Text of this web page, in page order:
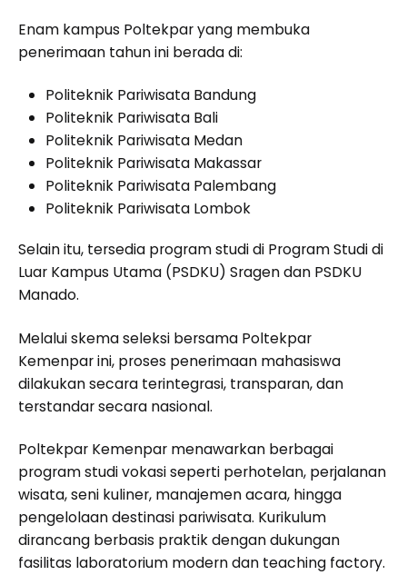
Enam kampus Poltekpar yang membuka
penerimaan tahun ini berada di:
Politeknik Pariwisata Bandung
Politeknik Pariwisata Bali
Politeknik Pariwisata Medan
Politeknik Pariwisata Makassar
Politeknik Pariwisata Palembang
Politeknik Pariwisata Lombok
Selain itu, tersedia program studi di Program Studi di
Luar Kampus Utama (PSDKU) Sragen dan PSDKU
Manado.
Melalui skema seleksi bersama Poltekpar
Kemenpar ini, proses penerimaan mahasiswa
dilakukan secara terintegrasi, transparan, dan
terstandar secara nasional.
Poltekpar Kemenpar menawarkan berbagai
program studi vokasi seperti perhotelan, perjalanan
wisata, seni kuliner, manajemen acara, hingga
pengelolaan destinasi pariwisata. Kurikulum
dirancang berbasis praktik dengan dukungan
fasilitas laboratorium modern dan teaching factory.